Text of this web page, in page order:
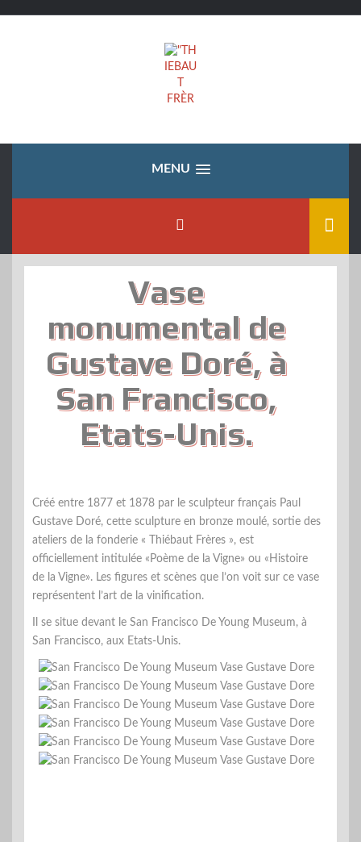
MENU
Vase
monumental de
Gustave Doré, à
San Francisco,
Etats-Unis.
Créé entre 1877 et 1878 par le sculpteur français Paul
Gustave Doré, cette sculpture en bronze moulé, sortie des
ateliers de la fonderie « Thiébaut Frères », est
officiellement intitulée «Poème de la Vigne» ou «Histoire
de la Vigne». Les figures et scènes que l’on voit sur ce vase
représentent l’art de la vinification.
Il se situe devant le San Francisco De Young Museum, à
San Francisco, aux Etats-Unis.